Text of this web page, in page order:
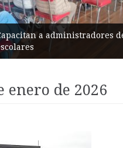
Éxito en recital de Ciudad
enero de 2026